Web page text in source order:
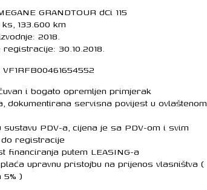
GRANDTOUR dCi 115
133.600 km
2018.
30.10.2018.
i bogato opremljen primjerak
dokumentirana servisna povijest u ovlaštenom
sustavu PDV-a, cijena je sa PDV-om i svim
registracije
financiranja putem LEASING-a
upravnu pristojbu na prijenos vlasništva (
5% )